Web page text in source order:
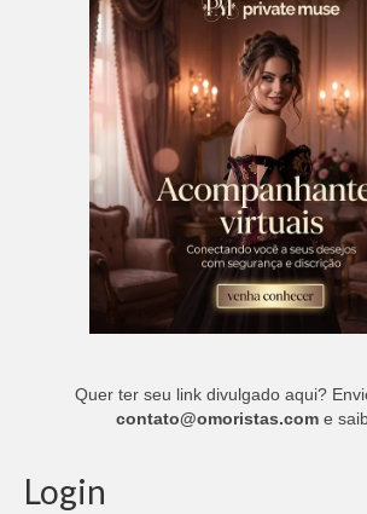
Quer ter seu link divulgado aqui?
contato@omoristas.com e
Login